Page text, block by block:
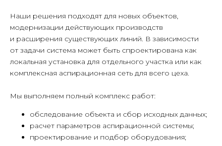
Наши решения подходят для новых объектов,
модернизации действующих производств
и расширения существующих линий. В зависимости
от задачи система может быть спроектирована как
локальная установка для отдельного участка или как
комплексная аспирационная сеть для всего цеха.
Мы выполняем полный комплекс работ:
обследование объекта и сбор исходных данных;
расчет параметров аспирационной системы;
проектирование и подбор оборудования;